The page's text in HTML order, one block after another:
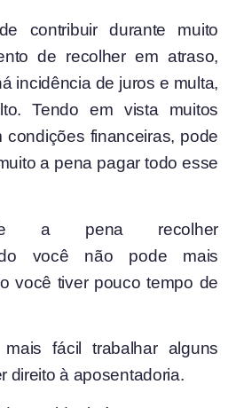
contribuir durante muito
de recolher em atraso,
incidência de juros e multa,
Tendo em vista muitos
financeiras, pode
a pena pagar todo esse
a pena recolher
você não pode mais
você tiver pouco tempo de
fácil trabalhar alguns
direito à aposentadoria.